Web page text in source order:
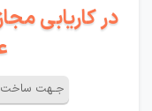
در کاریابی
جـهت ساخت